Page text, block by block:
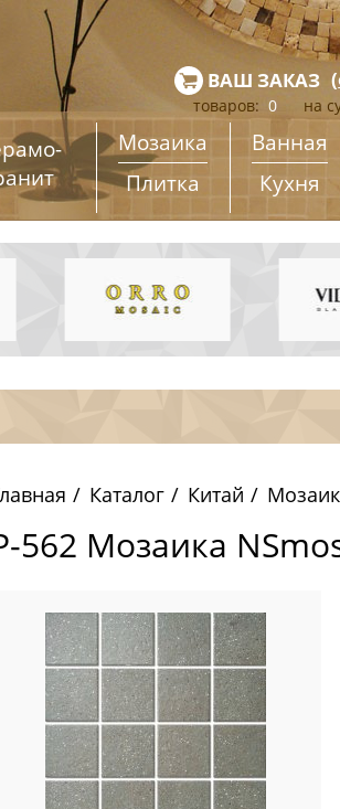
ВАШ ЗАКАЗ (
товаров: 0 на
Мозаика
Плитка
Ванная
Кухня
Каталог Китай
562 Мозаика